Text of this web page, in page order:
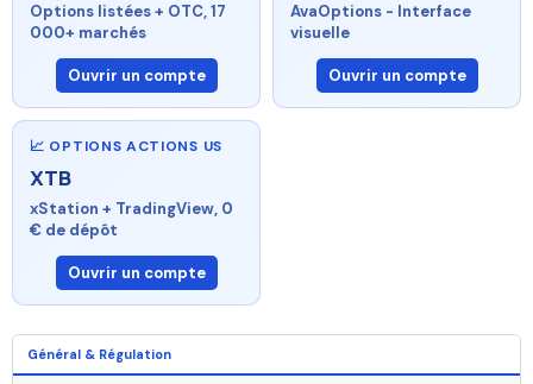
Options listées + OTC, 17
000+ marchés
Ouvrir un compte
AvaOptions - Interface
visuelle
Ouvrir un compte
📈 OPTIONS ACTIONS US
XTB
xStation + TradingView, 0
€ de dépôt
Ouvrir un compte
Général & Régulation